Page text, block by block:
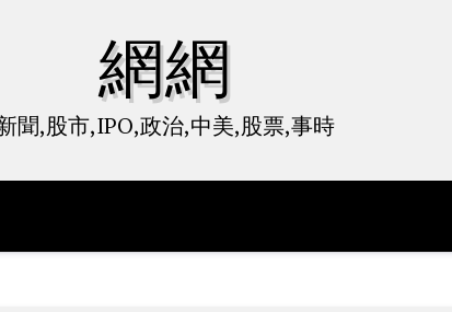
網網
聞,股市,IPO,政治,中美,股票,事時